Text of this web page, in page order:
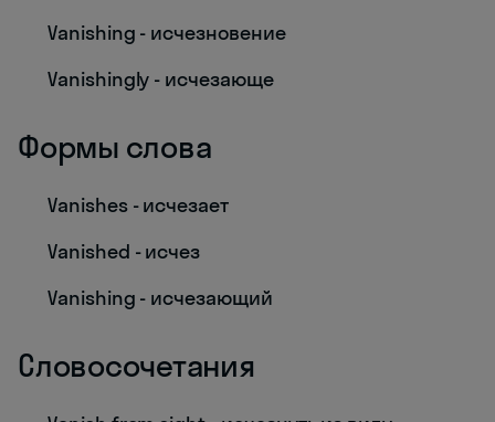
Vanishing - исчезновение
Vanishingly - исчезающе
Формы слова
Vanishes - исчезает
Vanished - исчез
Vanishing - исчезающий
Словосочетания